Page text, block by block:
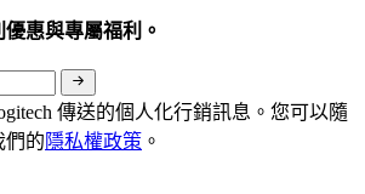
惠與專屬福利。
傳送的個人化行銷訊息。您可以隨
們的隱私權政策 。